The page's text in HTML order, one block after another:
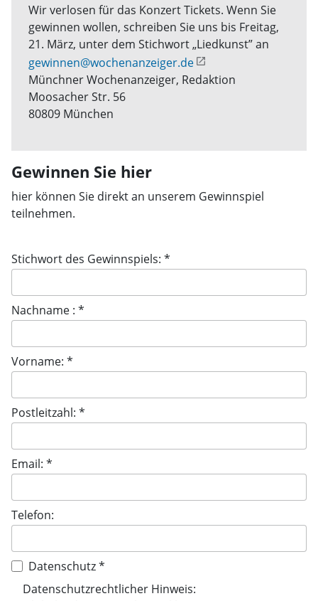
Wir verlosen für das Konzert Tickets. Wenn Sie
gewinnen wollen, schreiben Sie uns bis Freitag,
21. März, unter dem Stichwort „Liedkunst” an
gewinnen@wochenanzeiger.de
Münchner Wochenanzeiger, Redaktion
Moosacher Str. 56
80809 München
Gewinnen Sie hier
hier können Sie direkt an unserem Gewinnspiel
teilnehmen.
Stichwort des Gewinnspiels: *
Nachname : *
Vorname: *
Postleitzahl: *
Email: *
Telefon:
Datenschutz *
Datenschutzrechtlicher Hinweis: